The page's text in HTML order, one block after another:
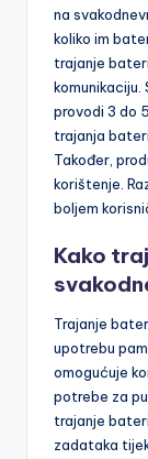
na
koliko im
trajanje
provodi 3 do
trajanja
Također,
korištenje.
boljem
Kako
Trajanje
upotrebu
omogućuje
potrebe za
trajanje
zadataka